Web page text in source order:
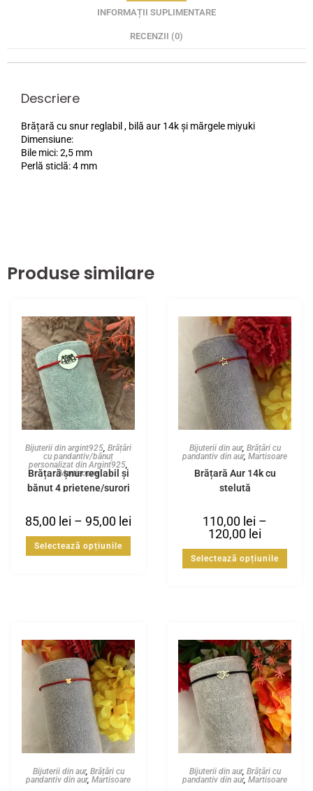
INFORMAȚII SUPLIMENTARE
RECENZII (0)
Descriere
Brățară cu snur reglabil , bilă aur 14k și mărgele miyuki
Dimensiune:
Bile mici: 2,5 mm
Perlă sticlă: 4 mm
Produse similare
Bijuterii din argint925 Brățări
cu pandantiv/bănuț
personalizat din Argint925
Martisoare
Brățară șnur reglabil și
bănuț 4 prietene/surori
85,00 lei – 95,00 lei
Selectează opțiunile
Bijuterii din aur, Brățări cu
pandantiv din aur, Martisoare
Brățară Aur 14k cu
steluță
110,00 lei –
120,00 lei
Selectează opțiunile
Bijuterii din aur, Brățări cu
pandantiv din aur, Martisoare
Bijuterii din aur, Brățări cu
pandantiv din aur, Martisoare